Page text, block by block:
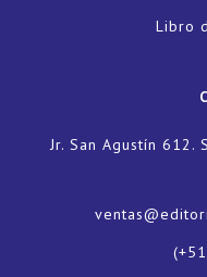
Libro
Jr. San Agustín 612.